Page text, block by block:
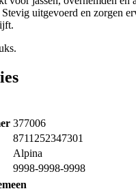
uitgevoerd en zorgen
377006
8711252347301
Alpina
9998-9998-9998